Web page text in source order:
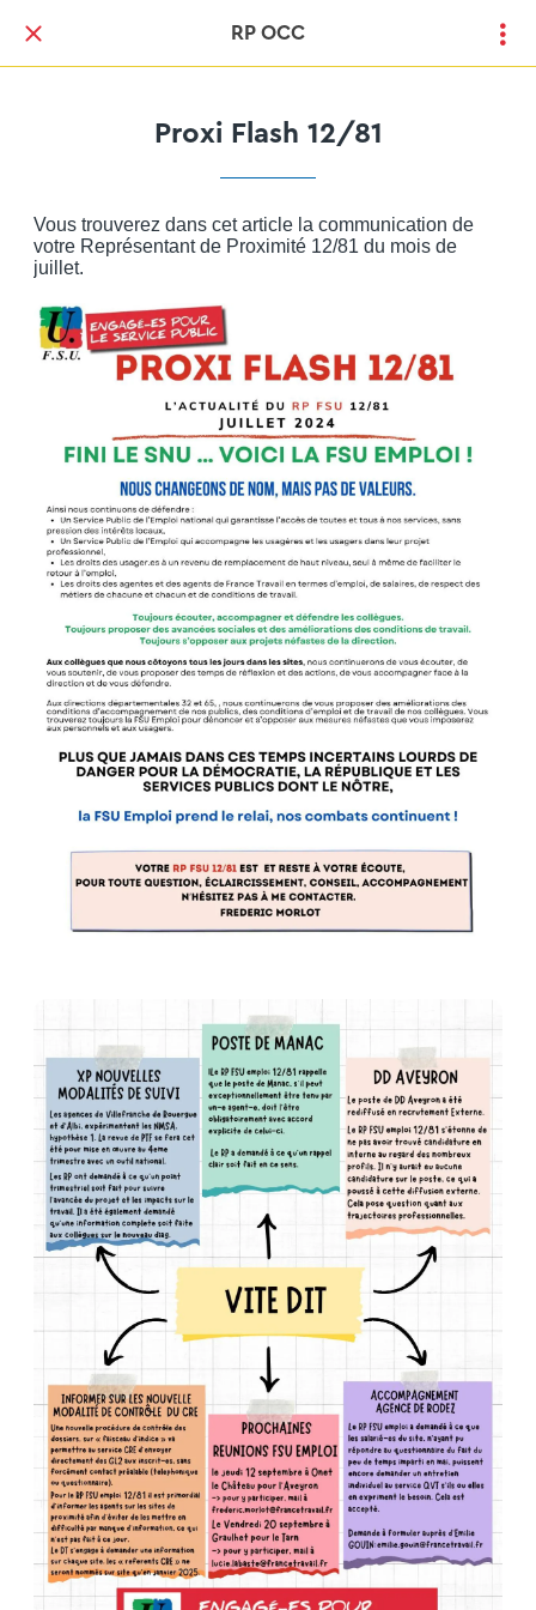
RP OCC
Proxi Flash 12/81
Vous trouverez dans cet article la communication de
votre Représentant de Proximité 12/81 du mois de
juillet.